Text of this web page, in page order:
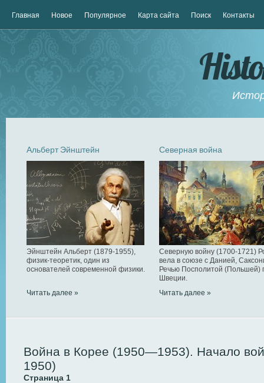
Главная Новое Популярное Карта сайта Поиск Контакты
Альберт Эйнштейн
Эйнштейн Альберт (1879-1955),
физик-теоретик, один из
основателей современной физики.
Читать далее »
Северная война
Северную войну (1700-1721)
вела в союзе с Данией,
Речью Посполитой (Польшей)
Швеции.
Читать далее »
Война в Корее (1950—1953). Начало
1950)
Страница 1